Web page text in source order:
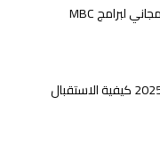
تردد قناة CBC الفضائية 2025 كيفية الاستقبال